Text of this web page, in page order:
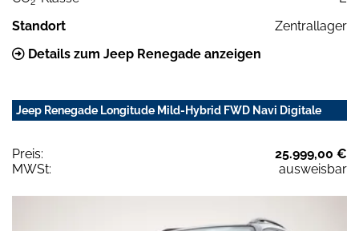
Standort
Zentrallager
Details zum Jeep Renegade anzeigen
Jeep Renegade Longitude Mild-Hybrid FWD Navi Digitale
Preis:
25.999,00 €
MWSt:
ausweisbar